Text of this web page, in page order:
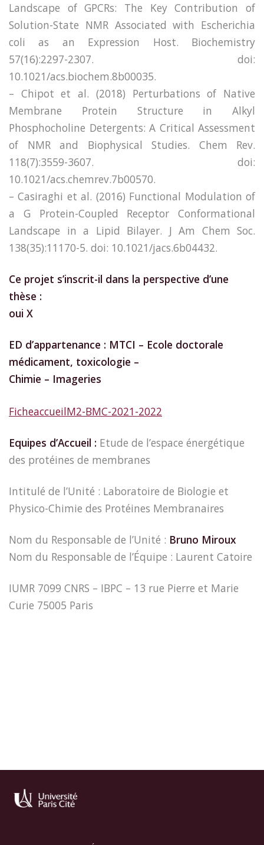
Landscape of GPCRs: The Key Contribution of
Solution-State NMR Associated with Escherichia
coli as an Expression Host. Biochemistry
57(16):2297-2307. doi:
10.1021/acs.biochem.8b00035.
– Chipot et al. (2018) Perturbations of Native
Membrane Protein Structure in Alkyl
Phosphocholine Detergents: A Critical Assessment
of NMR and Biophysical Studies. Chem Rev.
118(7):3559-3607. doi:
10.1021/acs.chemrev.7b00570.
– Casiraghi et al. (2016) Functional Modulation of
a G Protein-Coupled Receptor Conformational
Landscape in a Lipid Bilayer. J Am Chem Soc.
138(35):11170-5. doi: 10.1021/jacs.6b04432.
Ce projet s’inscrit-il dans la perspective d’une
thèse :
oui X
ED d’appartenance : MTCI – Ecole doctorale
médicament, toxicologie –
Chimie – Imageries
FicheaccueilM2-BMC-2021-2022
Equipes d’Accueil : Etude de l’espace énergétique
des protéines de membranes
Intitulé de l’Unité : Laboratoire de Biologie et
Physico-Chimie des Protéines Membranaires
Nom du Responsable de l’Unité : Bruno Miroux
Nom du Responsable de l’Équipe : Laurent Catoire
IUMR 7099 CNRS – IBPC – 13 rue Pierre et Marie
Curie 75005 Paris